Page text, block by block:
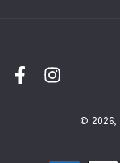
FacebookInstagram
© 2026,